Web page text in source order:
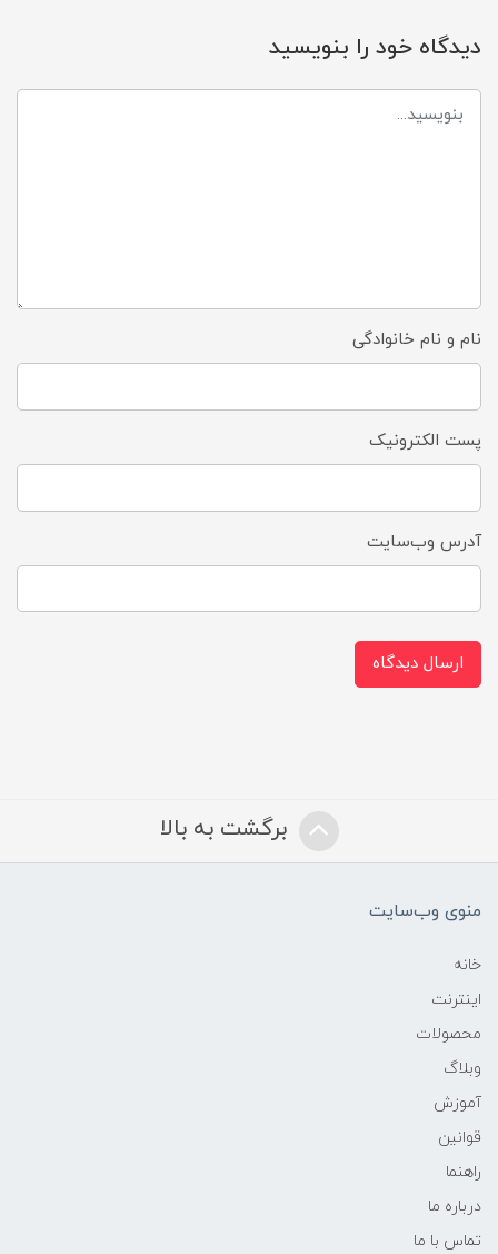
دیدگاه خود را بنویسید
نام و نام خانوادگی
پست الکترونیک
آدرس وب‌سایت
ارسال دیدگاه
برگشت به بالا
منوی وب‌سایت
خانه
اینترنت
محصولات
وبلاگ
آموزش
قوانین
راهنما
درباره ما
تماس با ما